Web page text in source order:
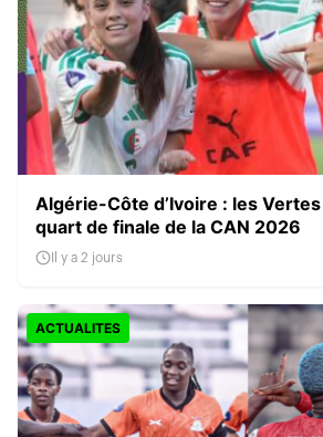
Algérie-Côte d’Ivoire : les
quart de finale de la CAN 2026
Il y a 2 jours
ACTUALITES